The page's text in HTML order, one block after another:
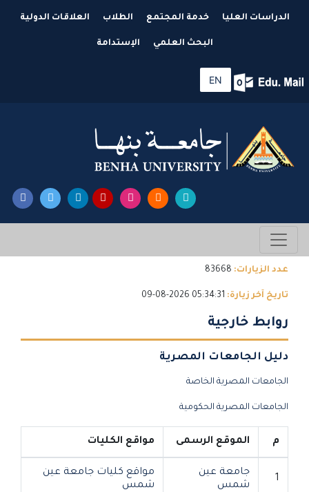
الدراسات العليا خدمة المجتمع الطلاب العلاقات الدولية
البحث العلمي الإستدامة
EN
عدد الزيارات: 83668
تاريخ آخر زيارة: 05:34:31 2026-08-09
روابط خارجية
دليل الجامعات المصرية
الجامعات المصرية الخاصة
الجامعات المصرية الحكومية
م الموقع الرسمى مواقع الكليات
1
جامعة عين
شمس
مواقع كليات جامعة عين
شمس